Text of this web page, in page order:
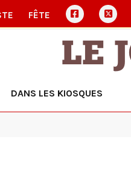
FÊTE
LE
DANS LES KIOSQUES